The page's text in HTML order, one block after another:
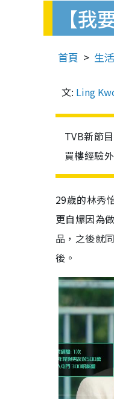
【
首頁 生
文: Ling
TVB新節
買樓經驗
29歲的林秀
更自爆因為
品，之後就
後。